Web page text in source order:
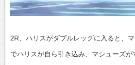
2R、ハリスがダブルレッグに入ると、
でハリスが自ら引き込み、マシューズ